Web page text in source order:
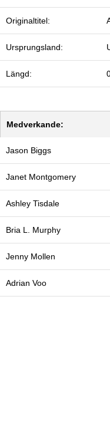
Originaltitel:
Ursprungsland:
Längd:
Medverkande:
Jason Biggs
Janet Montgomery
Ashley Tisdale
Bria L. Murphy
Jenny Mollen
Adrian Voo